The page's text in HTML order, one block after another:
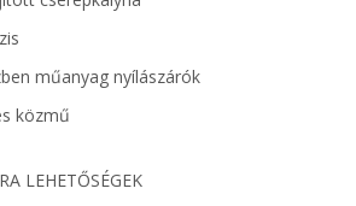
műanyag nyílászárók
közmű
LEHETŐSÉGEK